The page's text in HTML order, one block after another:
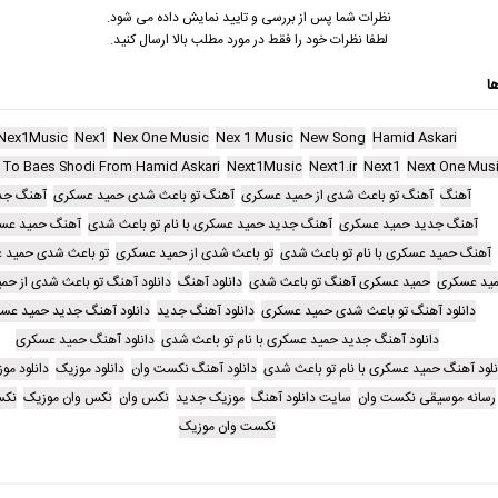
نظرات شما پس از بررسی و تایید نمایش داده می شود.
لطفا نظرات خود را فقط در مورد مطلب بالا ارسال کنید.
Hamid Askari
New Song
Nex 1 Music
Nex One Music
Nex1
Next One
Next1
Next1.ir
Next1Music
Baes Shodi From Hamid Askari
آهنگ آهنگ تو باعث شدی از حمید عسکری آهنگ تو باعث شدی حمید عسکری آهنگ
آهنگ جدید حمید عسکری آهنگ جدید حمید عسکری با نام تو باعث شدی آهنگ حمید
آهنگ حمید عسکری با نام تو باعث شدی تو باعث شدی از حمید عسکری تو باعث شدی
عسکری حمید عسکری آهنگ تو باعث شدی دانلود آهنگ دانلود آهنگ تو باعث شدی از
دانلود آهنگ تو باعث شدی حمید عسکری دانلود آهنگ جدید دانلود آهنگ جدید حمید
دانلود آهنگ جدید حمید عسکری با نام تو باعث شدی دانلود آهنگ حمید عسکری
آهنگ حمید عسکری با نام تو باعث شدی دانلود آهنگ نکست وان دانلود موزیک دانلود
رسانه موسیقی نکست وان سایت دانلود آهنگ موزیک جدید نکس وان نکس وان موزیک
نکست وان موزیک